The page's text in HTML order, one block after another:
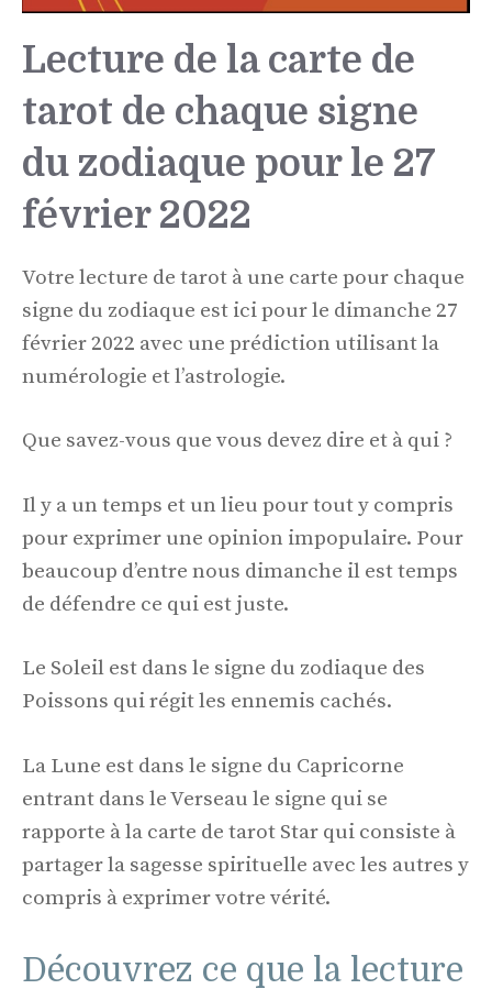
Lecture de la carte de
tarot de chaque signe
du zodiaque pour le 27
février 2022
Votre lecture de tarot à une carte pour chaque
signe du zodiaque est ici pour le dimanche 27
février 2022 avec une prédiction utilisant la
numérologie et l’astrologie.
Que savez-vous que vous devez dire et à qui ?
Il y a un temps et un lieu pour tout y compris
pour exprimer une opinion impopulaire. Pour
beaucoup d’entre nous dimanche il est temps
de défendre ce qui est juste.
Le Soleil est dans le signe du zodiaque des
Poissons qui régit les ennemis cachés.
La Lune est dans le signe du Capricorne
entrant dans le Verseau le signe qui se
rapporte à la carte de tarot Star qui consiste à
partager la sagesse spirituelle avec les autres y
compris à exprimer votre vérité.
Découvrez ce que la lecture